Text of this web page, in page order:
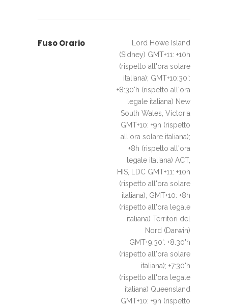
Fuso Orario
Lord Howe Island
(Sidney) GMT+11: +10h
(rispetto all'ora solare
italiana); GMT+10:30':
+8:30'h (rispetto all'ora
legale italiana) New
South Wales, Victoria
GMT+10: +9h (rispetto
all'ora solare italiana);
+8h (rispetto all'ora
legale italiana) ACT,
HIS, LDC GMT+11: +10h
(rispetto all'ora solare
italiana); GMT+10: +8h
(rispetto all'ora legale
italiana) Territori del
Nord (Darwin)
GMT+9:30': +8.30'h
(rispetto all'ora solare
italiana); +7:30'h
(rispetto all'ora legale
italiana) Queensland
GMT+10: +9h (rispetto